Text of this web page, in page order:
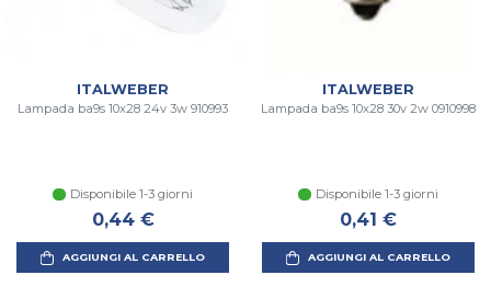
ITALWEBER
Lampada ba9s 10x28 24v 3w 910993
Disponibile 1-3 giorni
0,44 €
AGGIUNGI AL CARRELLO
ITALWEBER
Lampada ba9s 10x28 30v 2w 0910998
Disponibile 1-3 giorni
0,41 €
AGGIUNGI AL CARRELLO